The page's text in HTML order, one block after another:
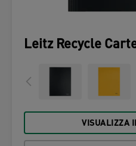
Leitz Recycle
VISUALIZZA